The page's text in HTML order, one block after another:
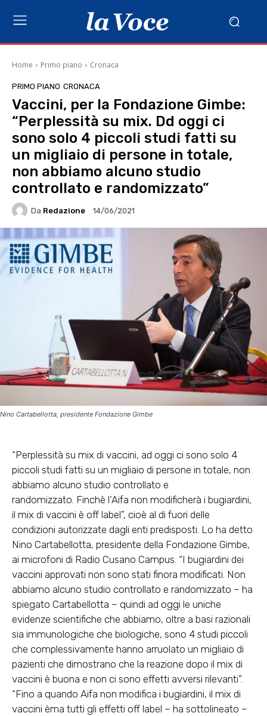
Home Primo piano Cronaca
PRIMO PIANO CRONACA
Vaccini, per la Fondazione Gimbe:
“Perplessità su mix. Dd oggi ci
sono solo 4 piccoli studi fatti su
un migliaio di persone in totale,
non abbiamo alcuno studio
controllato e randomizzato”
Da Redazione 14/06/2021
Nino Cartabellotta, presidente Fondazione Gimbe
“Perplessità su mix di vaccini, ad oggi ci sono solo 4
piccoli studi fatti su un migliaio di persone in totale, non
abbiamo alcuno studio controllato e
randomizzato. Finchè l’Aifa non modificherà i bugiardini,
il mix di vaccini è off label”, cioè al di fuori delle
condizioni autorizzate dagli enti predisposti. Lo ha detto
Nino Cartabellotta, presidente della Fondazione Gimbe,
ai microfoni di Radio Cusano Campus. “I bugiardini dei
vaccini approvati non sono stati finora modificati. Non
abbiamo alcuno studio controllato e randomizzato – ha
spiegato Cartabellotta – quindi ad oggi le uniche
evidenze scientifiche che abbiamo, oltre a basi razionali
sia immunologiche che biologiche, sono 4 studi piccoli
che complessivamente hanno arruolato un migliaio di
pazienti che dimostrano che la reazione dopo il mix di
vaccini è buona e non ci sono effetti avversi rilevanti”.
“Fino a quando Aifa non modifica i bugiardini, il mix di
vaccini èma tutti gli effetti off label – ha sottolineato –